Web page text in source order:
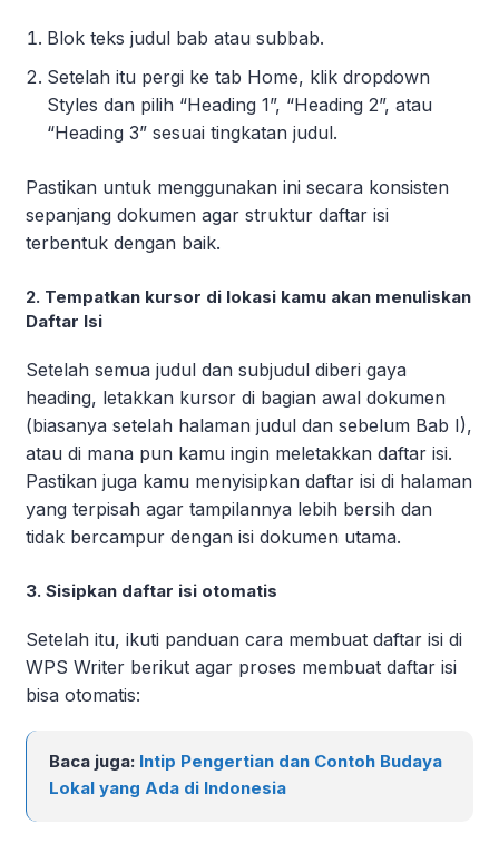
Blok teks judul bab atau subbab.
Setelah itu pergi ke tab Home, klik dropdown
Styles dan pilih “Heading 1”, “Heading 2”, atau
“Heading 3” sesuai tingkatan judul.
Pastikan untuk menggunakan ini secara konsisten
sepanjang dokumen agar struktur daftar isi
terbentuk dengan baik.
2. Tempatkan kursor di lokasi kamu akan menuliskan
Daftar Isi
Setelah semua judul dan subjudul diberi gaya
heading, letakkan kursor di bagian awal dokumen
(biasanya setelah halaman judul dan sebelum Bab I),
atau di mana pun kamu ingin meletakkan daftar isi.
Pastikan juga kamu menyisipkan daftar isi di halaman
yang terpisah agar tampilannya lebih bersih dan
tidak bercampur dengan isi dokumen utama.
3. Sisipkan daftar isi otomatis
Setelah itu, ikuti panduan cara membuat daftar isi di
WPS Writer berikut agar proses membuat daftar isi
bisa otomatis:
Baca juga: Intip Pengertian dan Contoh Budaya
Lokal yang Ada di Indonesia